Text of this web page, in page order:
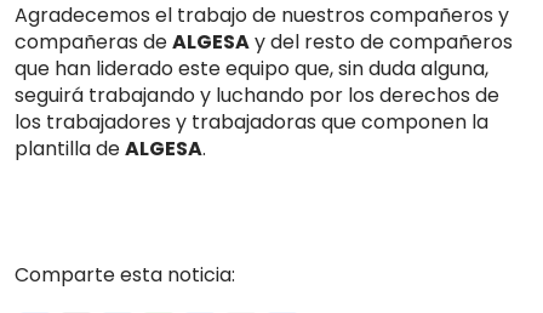
Agradecemos el trabajo de nuestros compañeros y
compañeras deALGESAy del resto de compañeros
que han liderado este equipo que, sin duda alguna,
seguirá trabajando y luchando por los derechos de
los trabajadores y trabajadoras que componen la
plantilla deALGESA.
Comparte esta noticia: